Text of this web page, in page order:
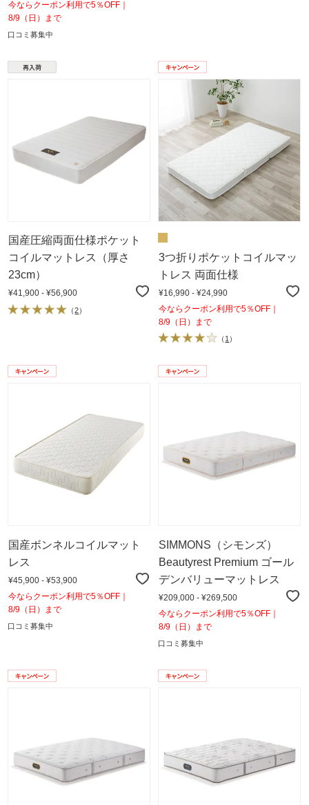
今ならクーポン利用で5％OFF｜
8/9（日）まで
口コミ募集中
国産圧縮両面仕様ポケット
コイルマットレス（厚さ
23cm）
¥41,900 - ¥56,900
（2）
3つ折りポケットコイルマッ
トレス 両面仕様
¥16,990 - ¥24,990
今ならクーポン利用で5％OFF｜
8/9（日）まで
（ 1 ）
国産ボンネルコイルマット
レス
¥45,900 - ¥53,900
今ならクーポン利用で5％OFF｜
8/9（日）まで
口コミ募集中
SIMMONS（シモンズ）
Beautyrest Premium ゴール
デンバリューマットレス
¥209,000 - ¥269,500
今ならクーポン利用で5％OFF｜
8/9（日）まで
口コミ募集中